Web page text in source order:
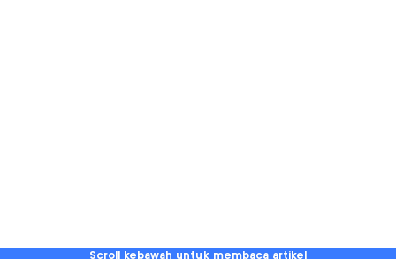
Scroll kebawah untuk membaca artikel